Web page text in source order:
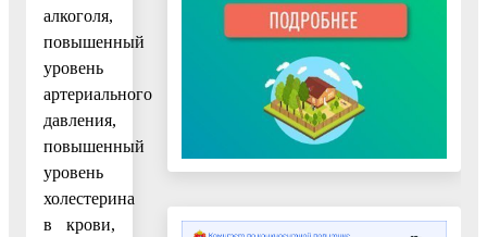
алкоголя,
повышенный
уровень
артериального
давления,
повышенный
уровень
холестерина
в крови,